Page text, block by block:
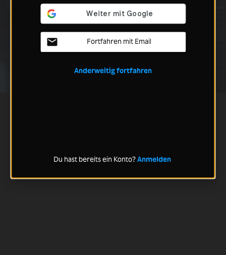
Fortfahren mit Email
Anderweitig fortfahren
Du hast bereits ein Konto?Anmelden